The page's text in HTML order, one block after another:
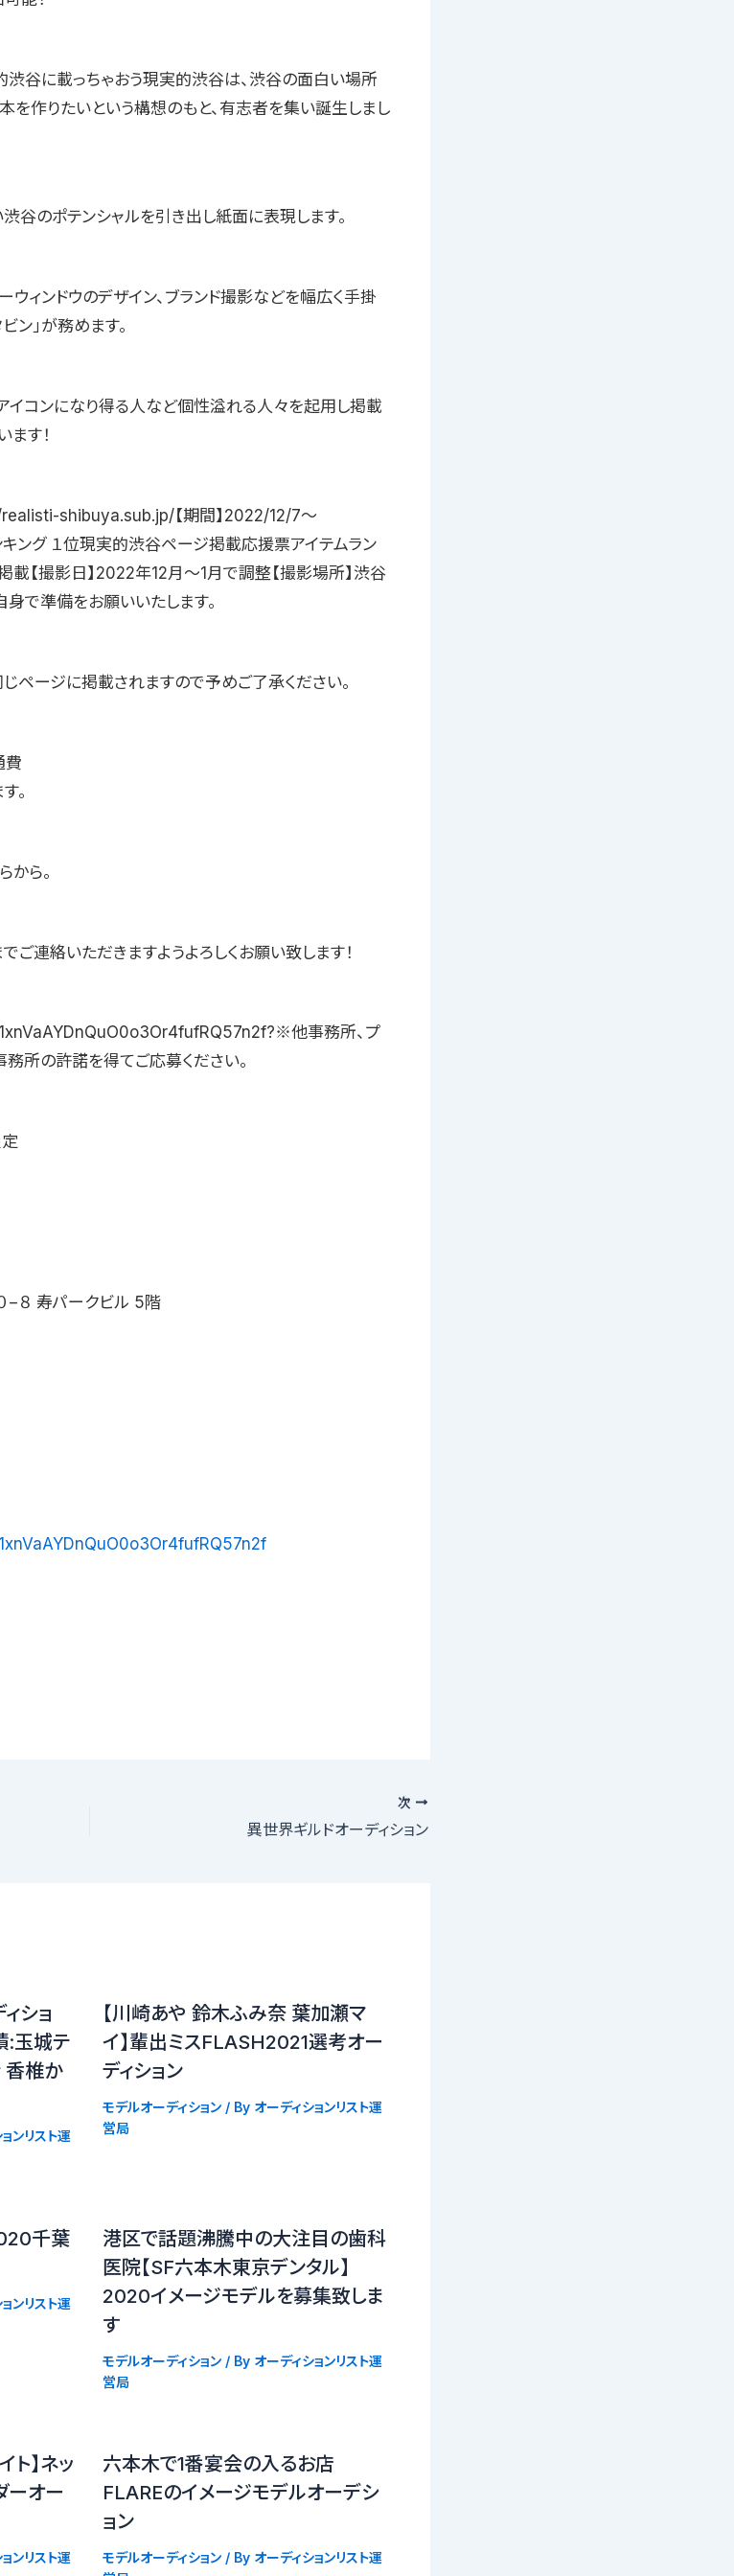
谷に載っちゃおう現実的渋谷は、渋谷の面白い場所
を作りたいという構想のもと、有志者を集い誕生しまし
谷のポテンシャルを引き出し紙面に表現します。
ウィンドウのデザイン、ブランド撮影などを幅広く手掛
ン」が務めます。
イコンになり得る人など個性溢れる人々を起用し掲載
す！
shibuya.sub.jp/【期間】2022/12/7〜
ング １位現実的渋谷ページ掲載応援票アイテムラン
載【撮影日】2022年12月〜1月で調整【撮影場所】渋谷
で準備をお願いいたします。
ページに掲載されますので予めご了承ください。
費
。
から。
ご連絡いただきますようよろしくお願い致します！
他事務所、プ
所の許諾を得てご応募ください。
−８ 寿パークビル 5階
次
異世界ギルドオーディション
ショ
:玉城テ
香椎か
ンリスト運
【川崎あや 鈴木ふみ奈 葉加瀬マ
イ】輩出ミスFLASH2021選考オー
ディション
モデルオーディション/ By オーディションリスト運
営局
千葉
ンリスト運
港区で話題沸騰中の大注目の歯科
医院【SF六本木東京デンタル】
2020イメージモデルを募集致しま
す
モデルオーディション/ By オーディションリスト運
営局
ト】ネッ
ーオー
ンリスト運
六本木で1番宴会の入るお店
FLAREのイメージモデルオーデシ
ョン
モデルオーディション/ By オーディションリスト運